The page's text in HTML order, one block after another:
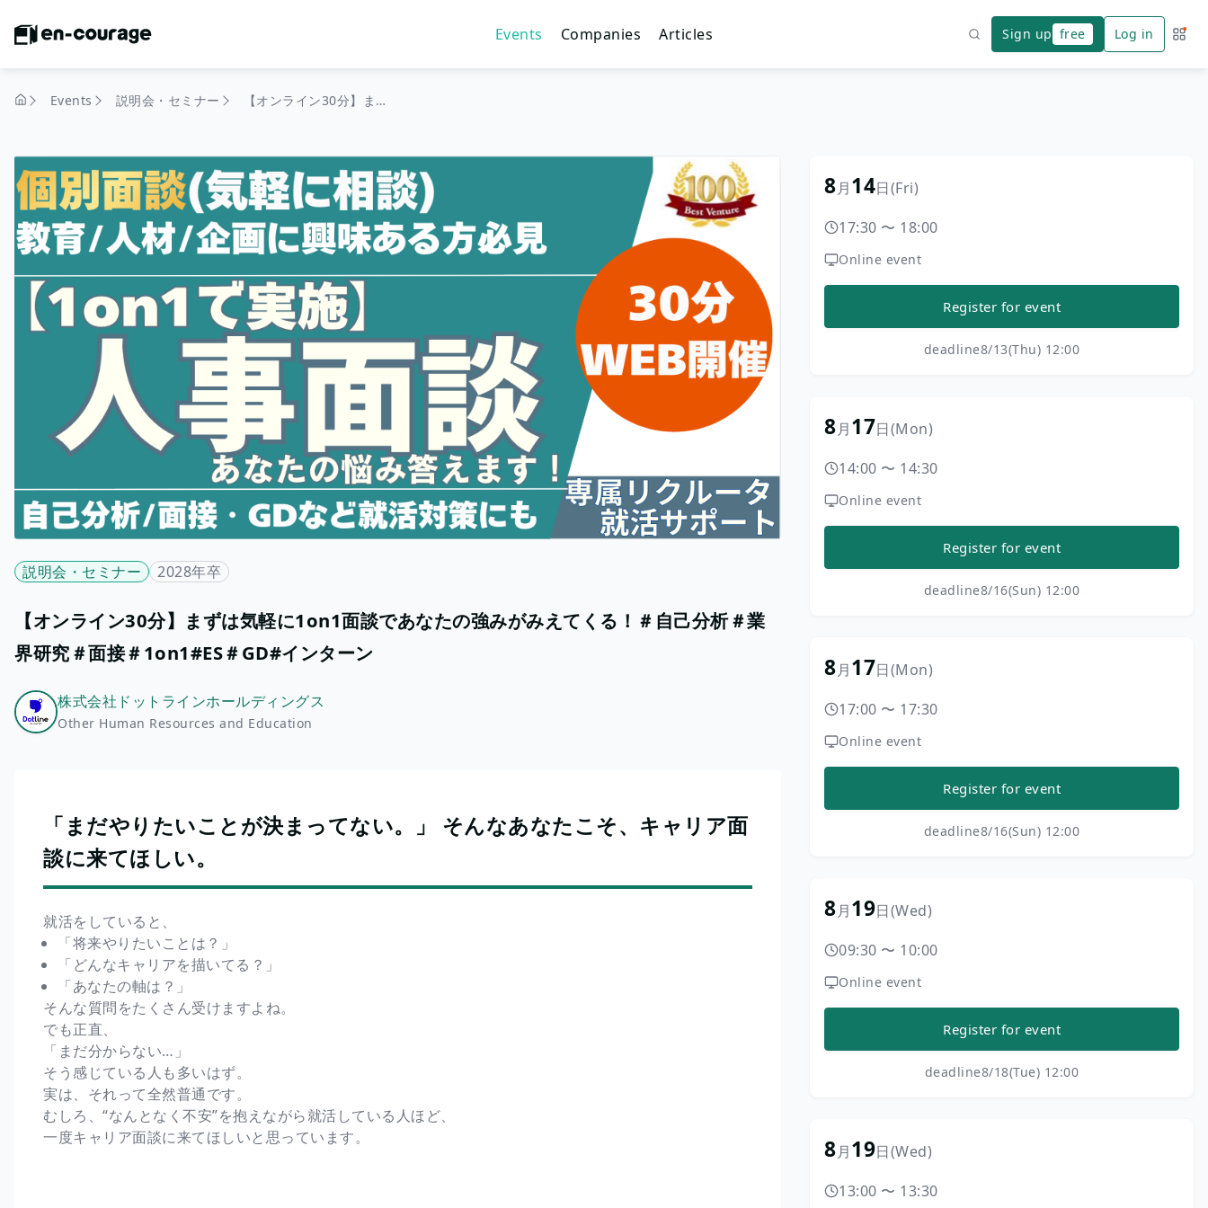
Events Companies Articles Search
Sign up free Log in
home Events 説明会・セミナー 【オンライン30分】まずは気軽に1on1面談であなたの強みがみえてくる！＃自己分析＃業界研究＃面接＃1on1#ES＃GD#インターン
説明会・セミナー 2028年卒
【オンライン30分】まずは気軽に1on1面談であなたの強みがみえてくる！＃自己分析＃業
界研究＃面接＃1on1#ES＃GD#インターン
株式会社ドットラインホールディングス
Other Human Resources and Education
「まだやりたいことが決まってない。」 そんなあなたこそ、キャリア面
談に来てほしい。
就活をしていると、
「将来やりたいことは？」
「どんなキャリアを描いてる？」
「あなたの軸は？」
そんな質問をたくさん受けますよね。
でも正直、
「まだ分からない…」
そう感じている人も多いはず。
実は、それって全然普通です。
むしろ、“なんとなく不安”を抱えながら就活している人ほど、
一度キャリア面談に来てほしいと思っています。
8月14日(Fri)
17:30 〜 18:00
Online event
Register for event
deadline8/13(Thu) 12:00
8月17日(Mon)
14:00 〜 14:30
Online event
Register for event
deadline8/16(Sun) 12:00
8月17日(Mon)
17:00 〜 17:30
Online event
Register for event
deadline8/16(Sun) 12:00
8月19日(Wed)
09:30 〜 10:00
Online event
Register for event
deadline8/18(Tue) 12:00
8月19日(Wed)
13:00 〜 13:30